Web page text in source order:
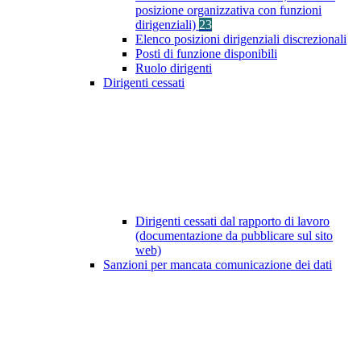
posizione organizzativa con funzioni
dirigenziali) 23
Elenco posizioni dirigenziali discrezionali
Posti di funzione disponibili
Ruolo dirigenti
Dirigenti cessati
Dirigenti cessati dal rapporto di lavoro
(documentazione da pubblicare sul sito
web)
Sanzioni per mancata comunicazione dei dati